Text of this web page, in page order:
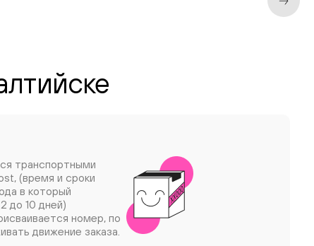
транспортными
(время и сроки
в который
до 10 дней)
номер, по
движение заказа.